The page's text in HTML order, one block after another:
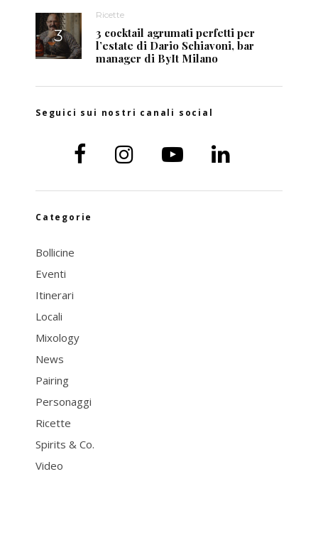
Ricette
3 cocktail agrumati perfetti per
l’estate di Dario Schiavoni, bar
manager di ByIt Milano
Seguici sui nostri canali social
Categorie
Bollicine
Eventi
Itinerari
Locali
Mixology
News
Pairing
Personaggi
Ricette
Spirits & Co.
Video